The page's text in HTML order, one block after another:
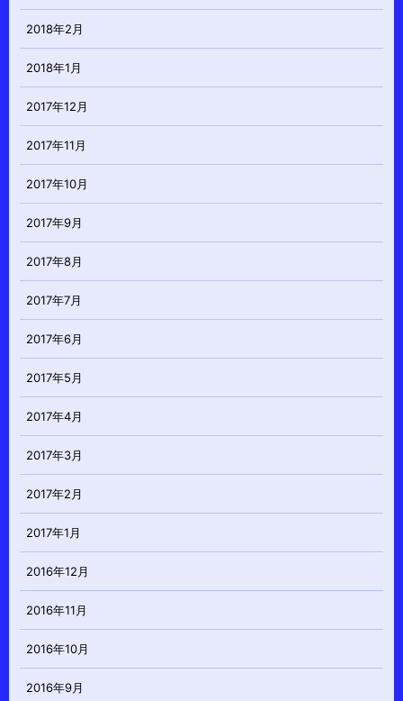
2018年2月
2018年1月
2017年12月
2017年11月
2017年10月
2017年9月
2017年8月
2017年7月
2017年6月
2017年5月
2017年4月
2017年3月
2017年2月
2017年1月
2016年12月
2016年11月
2016年10月
2016年9月